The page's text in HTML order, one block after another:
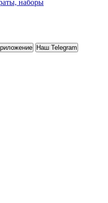
наборы
Наш Telegram